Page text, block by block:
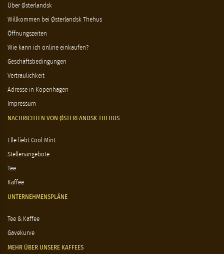
Über Østerlandsk
Willkommen bei Østerlandsk Thehus
Öffnungszeiten
Wie kann ich online einkaufen?
Geschäftsbedingungen
Vertraulichkeit
Adresse in Kopenhagen
Impressum
NACHRICHTEN VON ØSTERLANDSK THEHUS
Elle liebt Cool Mint
Stellenangebote
Tee
Kaffee
UNTERNEHMENSPLÄNE
Tee & Kaffee
Gavekurve
MEHR ÜBER UNSERE KAFFEES